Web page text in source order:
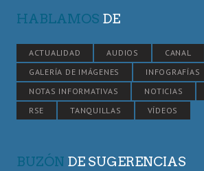
HABLAMOS DE
ACTUALIDAD AUDIOS
CANAL
GALERÍA DE IMÁGENES
INFOGRAFÍAS
NOTAS INFORMATIVAS
NOTICIAS
RSE
TANQUILLAS VÍDEOS
BUZÓN DE SUGERENCIAS